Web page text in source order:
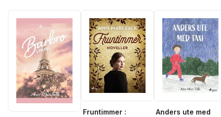
Fruntimmer :
Anders ute med